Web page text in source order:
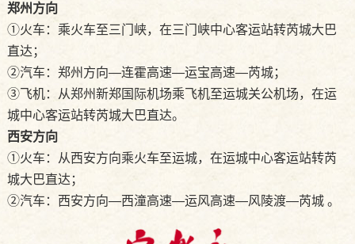
郑州方向
①火车：乘火车至三门峡，在三门峡中心客运站转芮城大巴
直达；
②汽车：郑州方向—连霍高速—运宝高速—芮城；
③飞机：从郑州新郑国际机场乘飞机至运城关公机场，在运
城中心客运站转芮城大巴直达。
西安方向
①火车：从西安方向乘火车至运城，在运城中心客运站转芮
城大巴直达；
②汽车：西安方向—西潼高速—运风高速—风陵渡—芮城 。